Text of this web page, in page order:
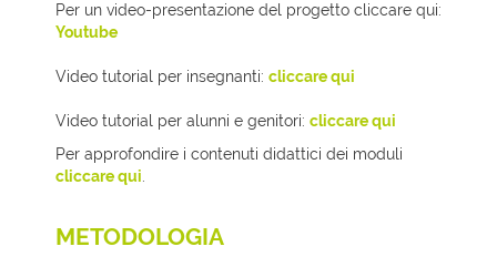
Per un video-presentazione del progetto cliccare qui:
Youtube
Video tutorial per insegnanti: cliccare qui
Video tutorial per alunni e genitori: cliccare qui
Per approfondire i contenuti didattici dei moduli
cliccare qui
METODOLOGIA